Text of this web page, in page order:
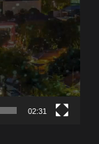
02:31